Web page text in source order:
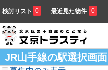
検討リスト 0 最近見た物件 0
JR山手線の駅選択画面